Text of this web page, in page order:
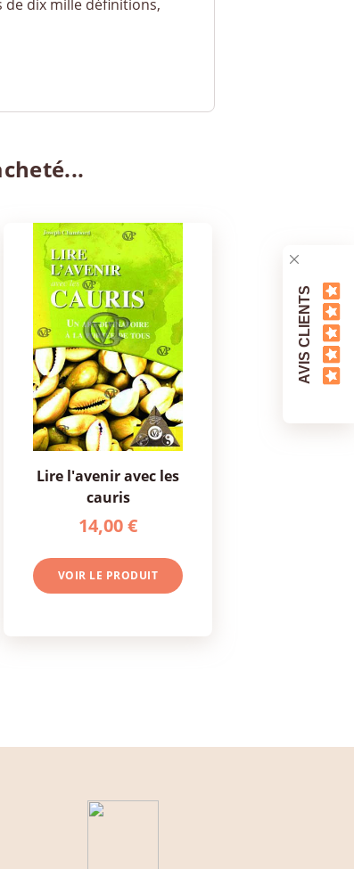
de dix mille définitions,
lire l'avenir avec les
cauris
14,00 €
VOIR LE PRODUIT
AVIS CLIENTS